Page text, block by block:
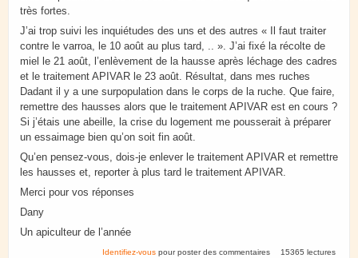
très fortes.
J’ai trop suivi les inquiétudes des uns et des autres « Il faut traiter
contre le varroa, le 10 août au plus tard, .. ». J’ai fixé la récolte de
miel le 21 août, l’enlèvement de la hausse après léchage des cadres
et le traitement APIVAR le 23 août. Résultat, dans mes ruches
Dadant il y a une surpopulation dans le corps de la ruche. Que faire,
remettre des hausses alors que le traitement APIVAR est en cours ?
Si j’étais une abeille, la crise du logement me pousserait à préparer
un essaimage bien qu’on soit fin août.
Qu’en pensez-vous, dois-je enlever le traitement APIVAR et remettre
les hausses et, reporter à plus tard le traitement APIVAR.
Merci pour vos réponses
Dany
Un apiculteur de l’année
Identifiez-vous pour poster des commentaires 15365 lectures